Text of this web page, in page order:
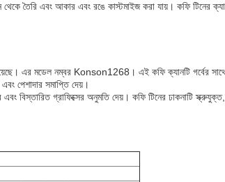
থেকে তৈরি এবং আকার এবং রঙে কাস্টমাইজ করা যায়। কফি
এর মডেল নম্বর Konson1268। এই কফি ক্যানটি গর্বের
পেশাদার সমাপ্তি দেয়।
বিস্তারিত গ্রাফিক্সের অনুমতি দেয়। কফি টিনের ঢাকনাটি